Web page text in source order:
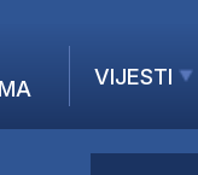
VIJESTI